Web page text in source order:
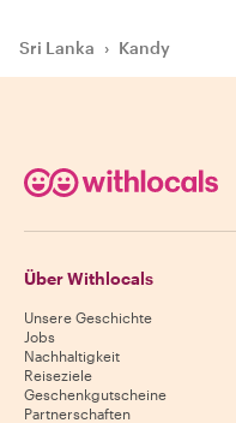
Sri Lanka › Kandy
Über Withlocals
Unsere Geschichte
Jobs
Nachhaltigkeit
Reiseziele
Geschenkgutscheine
Partnerschaften